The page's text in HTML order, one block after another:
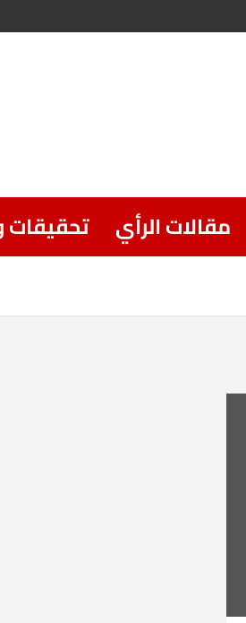
مقالات الرأي تحقيقات